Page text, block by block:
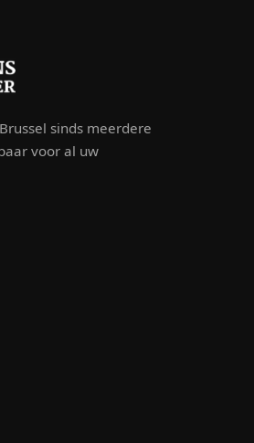
sinds meerdere
voor al uw